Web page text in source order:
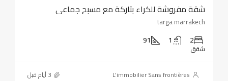
شقة مفروشة للكراء بتاركة مع مسبح جماعي
targa marrakech
2
1
91
شقق
L'immobilier Sans frontières